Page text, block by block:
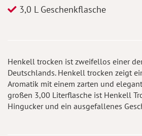
3,0 L Geschenkflasche
Henkell trocken ist zweifellos einer
Deutschlands. Henkell trocken zeigt
Aromatik mit einem zarten und
großen 3,00 Literflasche ist Henkell
Hingucker und ein ausgefallenes